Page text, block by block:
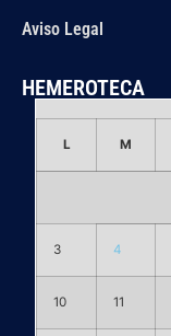
Aviso Legal
HEMEROTECA
L M
3 4
10 11